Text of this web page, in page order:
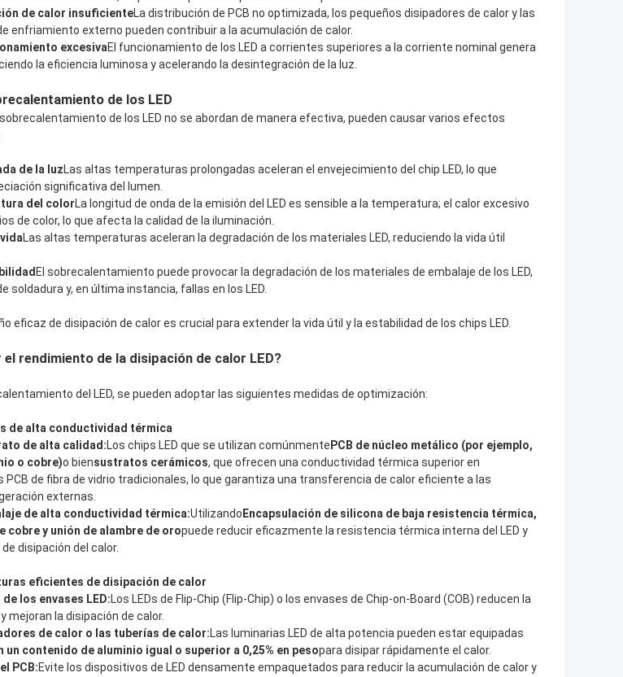
de calor insuficienteLa distribución de PCB no optimizada, los pequeños disipadores de calor y las
enfriamiento externo pueden contribuir a la acumulación de calor.
excesivaEl funcionamiento de los LED a corrientes superiores a la corriente nominal genera
la eficiencia luminosa y acelerando la desintegración de la luz.
de los LED
de los LED no se abordan de manera efectiva, pueden causar varios efectos
de la luzLas altas temperaturas prolongadas aceleran el envejecimiento del chip LED, lo que
significativa del lumen.
del colorLa longitud de onda de la emisión del LED es sensible a la temperatura; el calor excesivo
de color, lo que afecta la calidad de la iluminación.
Las altas temperaturas aceleran la degradación de los materiales LED, reduciendo la vida útil
El sobrecalentamiento puede provocar la degradación de los materiales de embalaje de los LED,
soldadura y, en última instancia, fallas en los LED.
eficaz de disipación de calor es crucial para extender la vida útil y la estabilidad de los chips LED.
el rendimiento de la disipación de calor LED?
del LED, se pueden adoptar las siguientes medidas de optimización:
de alta conductividad térmica
de alta calidad:Los chips LED que se utilizan comúnmente PCB de núcleo metálico (por ejemplo,
o cobre)o biensustratos cerámicos, que ofrecen una conductividad térmica superior en
PCB de fibra de vidrio tradicionales, lo que garantiza una transferencia de calor eficiente a las
externas.
de alta conductividad térmica:Utilizando Encapsulación de silicona de baja resistencia térmica,
cobre y unión de alambre de oropuede reducir eficazmente la resistencia térmica interna del LED y
disipación del calor.
eficientes de disipación de calor
los envases LED:Los LEDs de Flip-Chip (Flip-Chip) o los envases de Chip-on-Board (COB) reducen la
mejoran la disipación de calor.
de calor o las tuberías de calor:Las luminarias LED de alta potencia pueden estar equipadas
un contenido de aluminio igual o superior a 0,25% en pesopara disipar rápidamente el calor.
PCB:Evite los dispositivos de LED densamente empaquetados para reducir la acumulación de calor y